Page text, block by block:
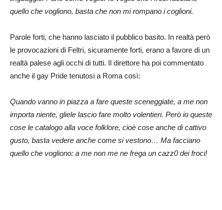
quello che vogliono, basta che non mi rompano i coglioni.
Parole forti, che hanno lasciato il pubblico basito. In realtà però
le provocazioni di Feltri, sicuramente forti, erano a favore di un
realtà palese agli occhi di tutti. Il direttore ha poi commentato
anche il gay Pride tenutosi a Roma così:
Quando vanno in piazza a fare queste sceneggiate, a me non
importa niente, gliele lascio fare molto volentieri. Però io queste
cose le catalogo alla voce folklore, cioè cose anche di cattivo
gusto, basta vedere anche come si vestono… Ma facciano
quello che vogliono: a me non me ne frega un cazz0 dei froci!